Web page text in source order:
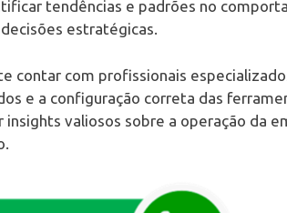
tendências e padrões no
estratégicas.
contar com profissionais
e a configuração correta das
valiosos sobre a operação da